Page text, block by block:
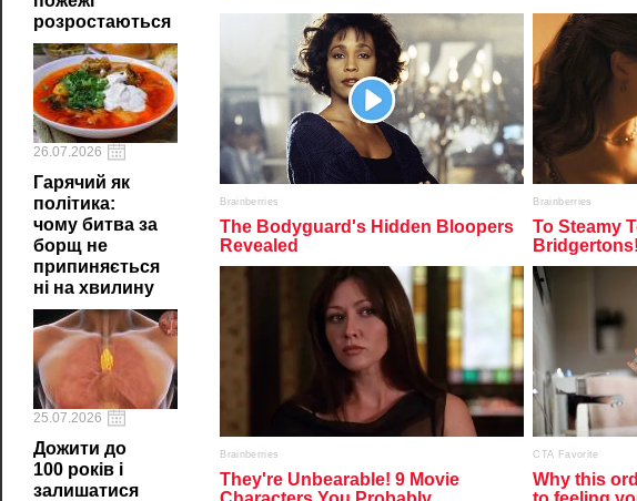
розростаються
26.07.2026
Гарячий як
політика:
чому битва за
борщ не
припиняється
ні на хвилину
25.07.2026
Дожити до
100 років і
залишатися